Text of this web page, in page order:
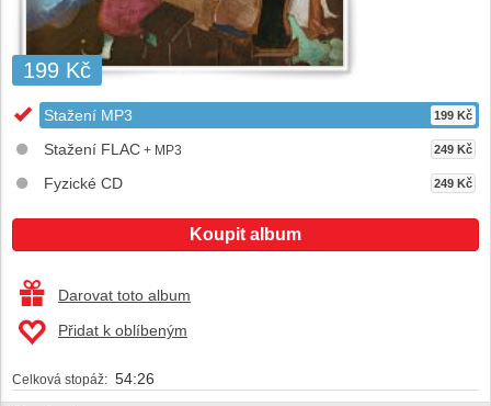
199 Kč
Stažení MP3 199 Kč
Stažení FLAC + MP3 249 Kč
Fyzické CD 249 Kč
Koupit album
Darovat toto album
Přidat k oblíbeným
Celková stopáž: 54:26